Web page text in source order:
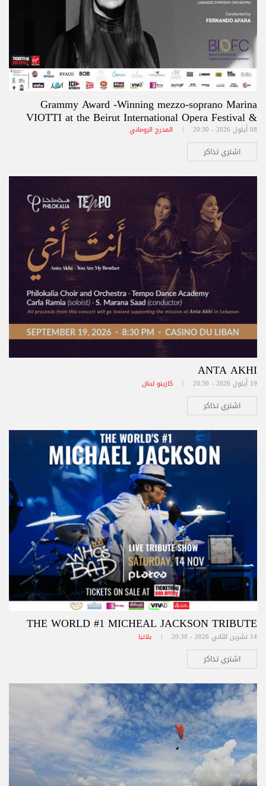
Grammy Award -Winning mezzo-soprano Marina
VIOTTI at the Beirut International Opera Festival &
Competition BIOFC
08 أيلول 2026 - 20:30 | المدرج الروماني
اشتري تذاكر
ANTA AKHI
19 أيلول 2026 - 20:30 | كازينو لبنان
اشتري تذاكر
THE WORLD #1 MICHEAL JACKSON TRIBUTE
14 تشرين الثاني 2026 - 20:30 | بلاتيا
اشتري تذاكر